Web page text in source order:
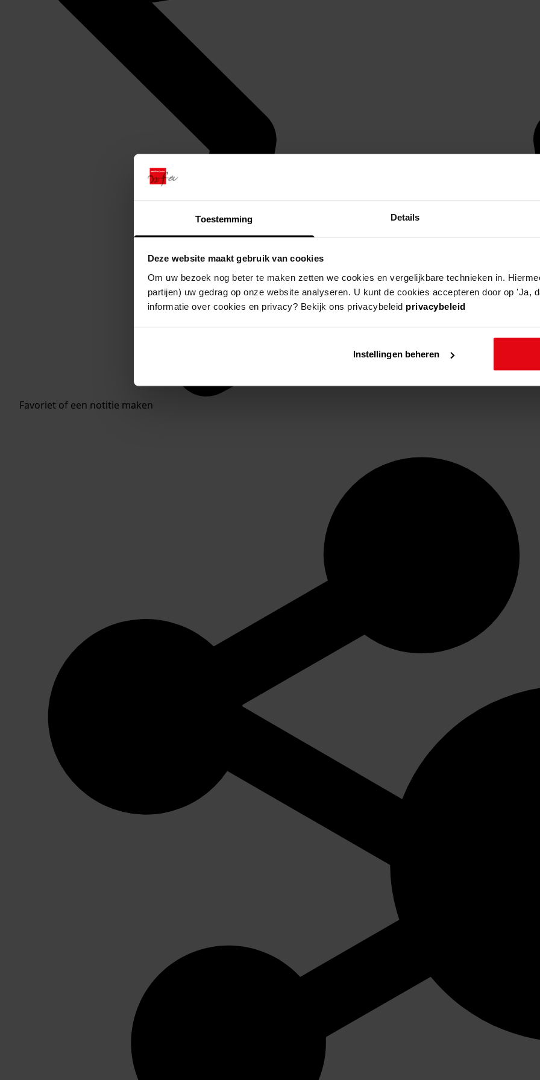
Toestemming Details
Deze website maakt gebruik van cookies
Om uw bezoek nog beter te maken zetten we cookies en vergelijkbare technieken in.
partijen) uw gedrag op onze website analyseren. U kunt de cookies accepteren door op 'Ja,
informatie over cookies en privacy? Bekijk ons privacybeleid privacybeleid
Instellingen beheren
Favoriet of een notitie maken